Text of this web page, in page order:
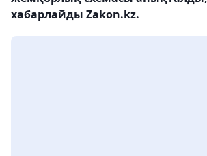
хабарлайды Zakon.kz.